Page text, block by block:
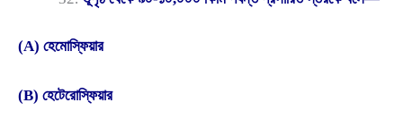
(A) হেমোস্ফিয়ার
(B) হেটেরোস্ফিয়ার